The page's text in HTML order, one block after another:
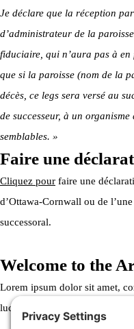
Je déclare que la réception
d’administrateur de la
fiduciaire, qui n’aura pas à
que si la paroisse (nom de la
décès, ce legs sera versé au
de successeur, à un
semblables. »
Faire une
Cliquez pour faire une
d’Ottawa-Cornwall ou de
successoral.
Welcome to the
Lorem ipsum dolor sit amet,
luctus nec ullamcorper mattis,